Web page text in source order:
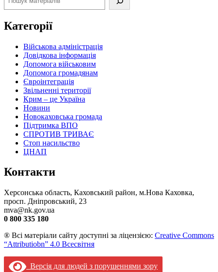
Категорії
Військова адміністрація
Довідкова інформація
Допомога військовим
Допомога громадянам
Євроінтеграція
Звільненні території
Крим – це Україна
Новини
Новокаховська громада
Підтримка ВПО
СПРОТИВ ТРИВАЄ
Стоп насильство
ЦНАП
Контакти
Херсонська область, Каховський район, м.Нова Каховка,
просп. Дніпровський, 23
mva@nk.gov.ua
0 800 335 180
® Всі матеріали сайту доступні за ліцензією: Creative Commons
“Attributiobn” 4.0 Всесвітня
Версія для людей з порушеннями зору